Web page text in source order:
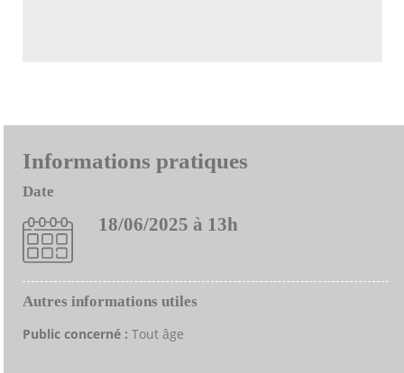
Informations pratiques
Date
18/06/2025 à 13h
Autres informations utiles
Public concerné : Tout âge